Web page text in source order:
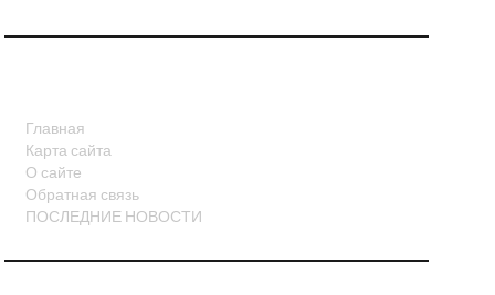
Главная
Карта сайта
О сайте
Обратная связь
ПОСЛЕДНИЕ НОВОСТИ